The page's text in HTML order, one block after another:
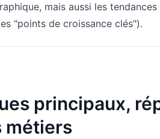
mais aussi les
"points de croissance clés").
principaux,
métiers